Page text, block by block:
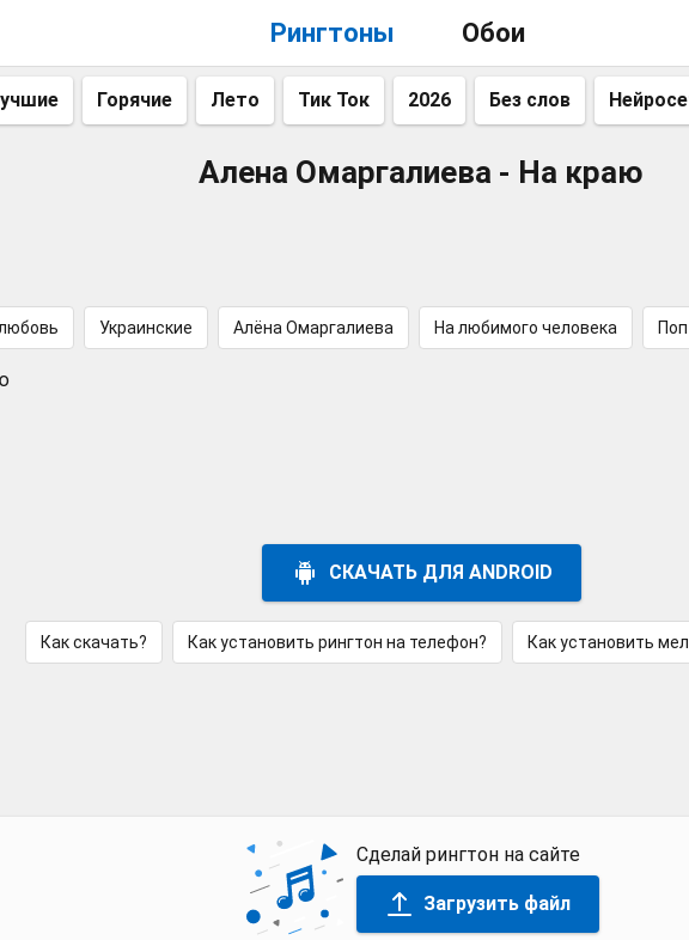
Рингтоны Обои
Горячие Лето Тик Ток 2026 Без слов
Алена Омаргалиева - На краю
Украинские Алёна Омаргалиева На любимого человека Поп
СКАЧАТЬ ДЛЯ ANDROID
Как скачать? Как установить рингтон на телефон? Как установить
Сделай рингтон на сайте
Загрузить файл